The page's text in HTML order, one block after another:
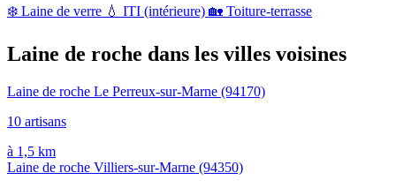
❄️ Laine de verre 💧 ITI (intérieure) 🏡 Toiture-terrasse
Laine de roche dans les villes voisines
Laine de roche Le Perreux-sur-Marne (94170)
10 artisans
à 1,5 km
Laine de roche Villiers-sur-Marne (94350)